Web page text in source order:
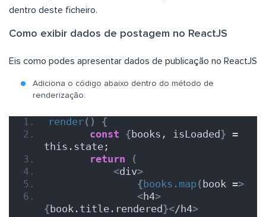
dentro deste ficheiro.
Como exibir dados de postagem no ReactJS
Eis como podes apresentar dados de publicação no ReactJS
Adiciona o código abaixo dentro do método de
renderização:
render()
{
const {books, isLoaded} =
this.state;
return
(
<div>
{books.map (book =>
<h4>
{book.title.rendered}</h4>